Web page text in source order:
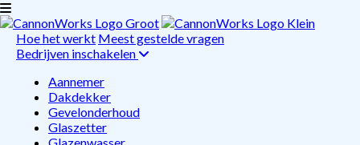
Hoe het werkt Meest gestelde vragen
Bedrijven inschakelen
Aannemer
Dakdekker
Gevelonderhoud
Glaszetter